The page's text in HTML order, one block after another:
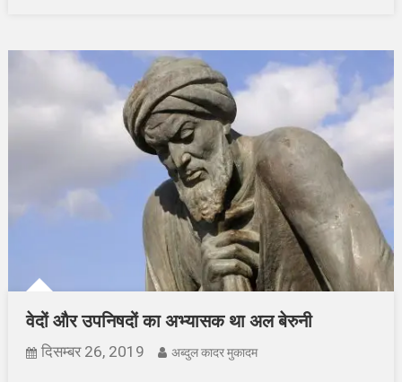
वेदों और उपनिषदों का अभ्यासक था अल बेरुनी
दिसम्बर 26, 2019 अब्दुल कादर मुकादम